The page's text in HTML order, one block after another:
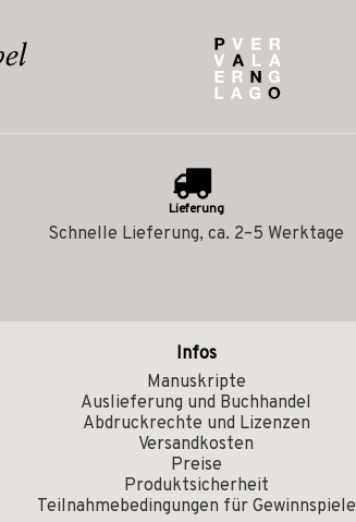
Lieferung
Schnelle Lieferung, ca. 2–5 Werktage
Infos
Manuskripte
Auslieferung und Buchhandel
Abdruckrechte und Lizenzen
Versandkosten
Preise
Produktsicherheit
Teilnahmebedingungen für Gewinnspiele